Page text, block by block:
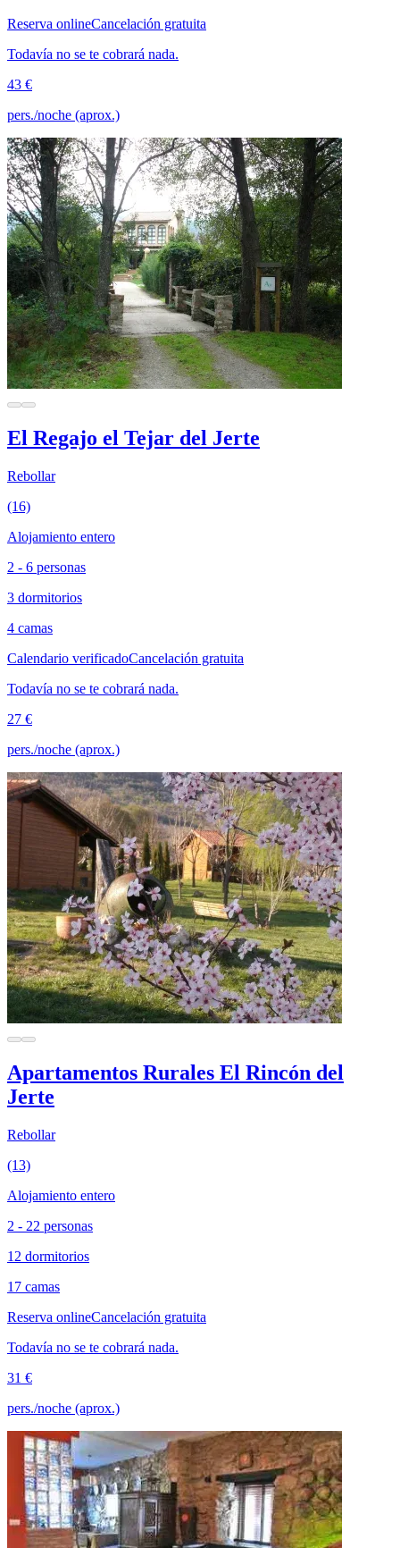
Reserva onlineCancelación gratuita
Todavía no se te cobrará nada.
43 €
pers./noche (aprox.)
El Regajo el Tejar del Jerte
Rebollar
(16)
Alojamiento entero
2 - 6 personas
3 dormitorios
4 camas
Calendario verificadoCancelación gratuita
Todavía no se te cobrará nada.
27 €
pers./noche (aprox.)
Apartamentos Rurales El Rincón del
Jerte
Rebollar
(13)
Alojamiento entero
2 - 22 personas
12 dormitorios
17 camas
Reserva onlineCancelación gratuita
Todavía no se te cobrará nada.
31 €
pers./noche (aprox.)